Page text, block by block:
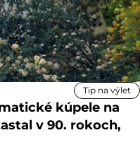
Tip na výlet
kúpele na
v 90. rokoch,